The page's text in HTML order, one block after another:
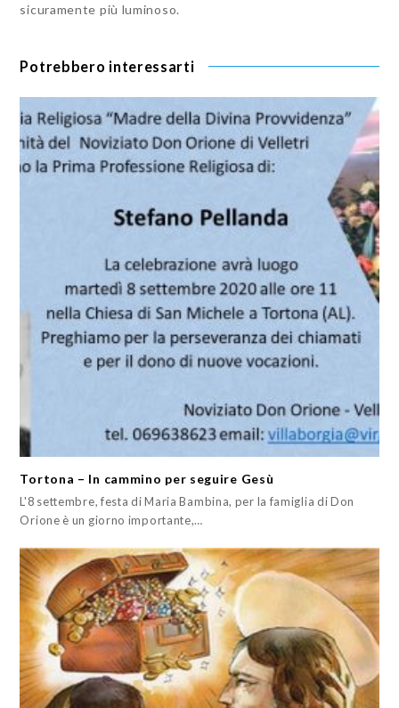
sicuramente più luminoso.
Potrebbero interessarti
Tortona – In cammino per seguire Gesù
L'8 settembre, festa di Maria Bambina, per la famiglia di Don
Orione è un giorno importante,…